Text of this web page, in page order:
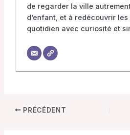
de regarder la ville
d’enfant, et à redécouvrir
quotidien avec curiosité et
PRÉCÉDENT